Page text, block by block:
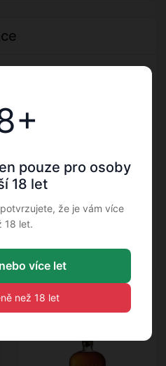
pouze pro osoby
18 let
že je vám více
18 let.
více let
než 18 let
— Whisky
Whisky